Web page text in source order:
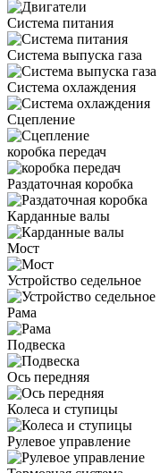
Система питания
Система выпуска газа
Система охлаждения
Сцепление
коробка передач
Раздаточная коробка
Карданные валы
Мост
Устройство седельное
Рама
Подвеска
Ось передняя
Колеса и ступицы
Рулевое управление